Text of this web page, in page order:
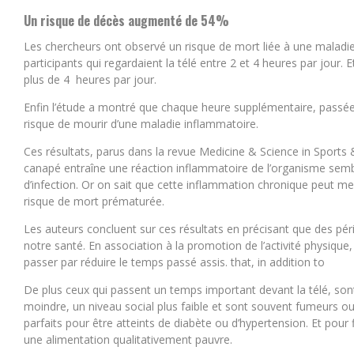
Un risque de décès augmenté de 54%
Les chercheurs ont observé un risque de mort liée à une
participants qui regardaient la télé entre 2 et 4 heures par jour.
plus de 4 heures par jour.
Enfin l’étude a montré que chaque heure supplémentaire,
risque de mourir d’une maladie inflammatoire.
Ces résultats, parus dans la revue Medicine & Science in
canapé entraîne une réaction inflammatoire de l’organisme
d’infection. Or on sait que cette inflammation chronique peut
risque de mort prématurée.
Les auteurs concluent sur ces résultats en précisant que des
notre santé. En association à la promotion de l’activité
passer par réduire le temps passé assis. that, in addition to
De plus ceux qui passent un temps important devant la télé,
moindre, un niveau social plus faible et sont souvent fumeurs
parfaits pour être atteints de diabète ou d’hypertension. Et
une alimentation qualitativement pauvre.